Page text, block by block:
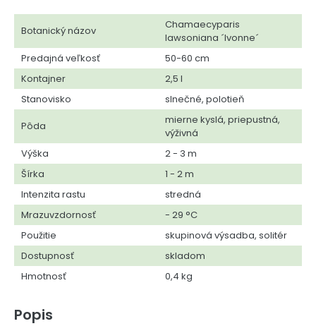
Botanický názov
Chamaecyparis
lawsoniana ´Ivonne´
Predajná veľkosť
50-60 cm
Kontajner
2,5 l
Stanovisko
slnečné, polotieň
Pôda
mierne kyslá, priepustná,
výživná
Výška
2 - 3 m
Šírka
1 - 2 m
Intenzita rastu
stredná
Mrazuvzdornosť
- 29 °C
Použitie
skupinová výsadba, solitér
Dostupnosť
skladom
Hmotnosť
0,4 kg
Popis